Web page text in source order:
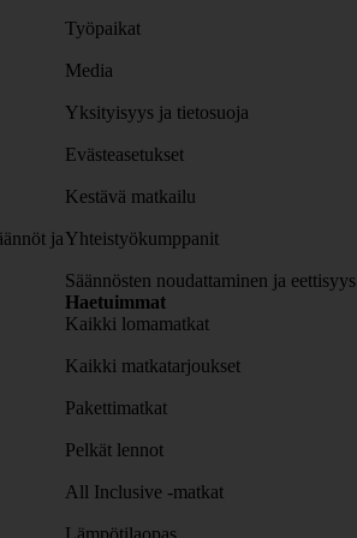
ja
Työpaikat
Media
Yksityisyys ja tietosuoja
Evästeasetukset
Kestävä matkailu
Yhteistyökumppanit
Säännösten noudattaminen ja eettisyys
Haetuimmat
Kaikki lomamatkat
Kaikki matkatarjoukset
Pakettimatkat
Pelkät lennot
All Inclusive -matkat